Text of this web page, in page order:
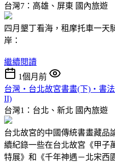
台灣7：高雄、屏東 國內旅遊
四月墾丁看海，租摩托車一天
岸：
繼續閱讀
1個月前
台灣‧台北故宮書畫(下)‧書法
II)
台灣1：台北、新北 國內旅遊
台北故宮的中國傳統書畫藏品
續紀錄一些在台北故宮《甲子
特展》和《千年神遇－北宋西